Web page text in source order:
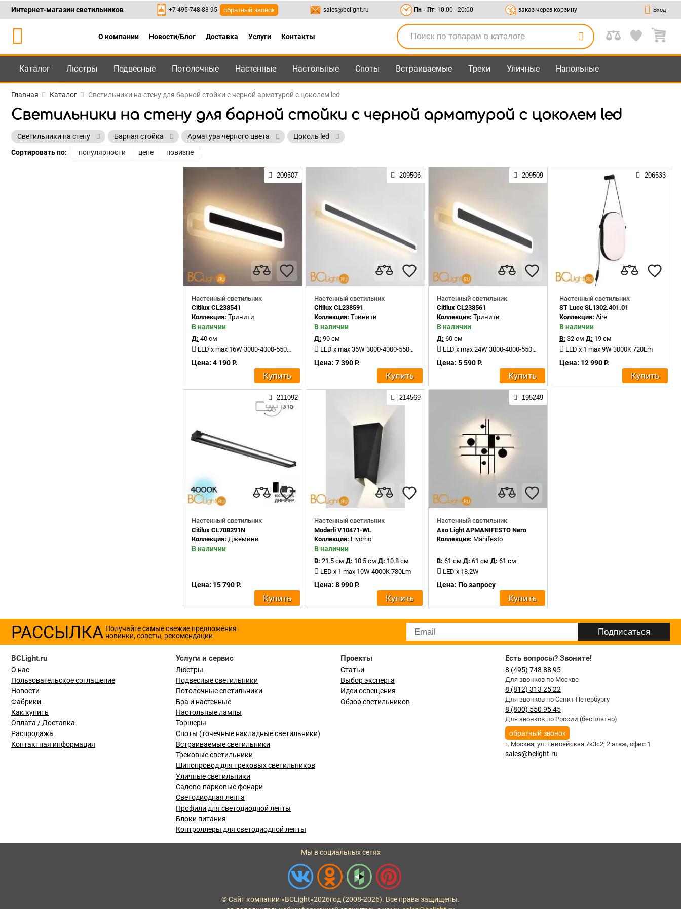
Каталог +7-495-748-88-95 ,8-800-550-95-45 sales@bclight.ru
Интернет-магазин светильников +7-495-748-88-95 обратный звонок sales@bclight.ru Пн - Пт: 10:00 - 20:00 заказ через корзину Вход
О компании Новости/Блог Доставка Услуги Контакты
Каталог Люстры Подвесные Потолочные Настенные Настольные Споты Встраиваемые Треки Уличные Напольные
Главная Каталог Светильники на стену для барной стойки с черной арматурой с цоколем led
Светильники на стену для барной стойки с черной арматурой с цоколем led
Светильники на стену Барная стойка Арматура черного цвета
Цоколь led
Сортировать по:
популярности цене новизне
209507
Настенный светильник
Citilux CL238541
Коллекция: Тринити
В наличии
Д: 40 см
LED x max 16W 3000-4000-5500K 1500Lm
Цена: 4 190 Р.
Купить
209506
Настенный светильник
Citilux CL238591
Коллекция: Тринити
В наличии
Д: 90 см
LED x max 36W 3000-4000-5500K 4000Lm
Цена: 7 390 Р.
Купить
209509
Настенный светильник
Citilux CL238561
Коллекция: Тринити
В наличии
Д: 60 см
LED x max 24W 3000-4000-5500K 2400Lm
Цена: 5 590 Р.
Купить
206533
Настенный светильник
ST Luce SL1302.401.01
Коллекция: Aire
В наличии
В: 32 см Д: 19 см
LED x 1 max 9W 3000K 720Lm
Цена: 12 990 Р.
Купить
211092
Настенный светильник
Citilux CL708291N
Коллекция: Джемини
В наличии
Цена: 15 790 Р.
Купить
214569
Настенный светильник
Moderli V10471-WL
Коллекция: Livorno
В наличии
В: 21.5 см Д: 10.5 см Д: 10.8 см
LED x 1 max 10W 4000K 780Lm
Цена: 8 990 Р.
Купить
195249
Настенный светильник
Axo Light APMANIFESTO Nero
Коллекция: Manifesto
В: 61 см Д: 61 см Д: 61 см
LED x 18.2W
Цена: По запросу
Купить
РАССЫЛКА Получайте самые свежие предложения
новинки, советы, рекомендации
BCLight.ru
О нас
Пользовательское соглашение
Новости
Фабрики
Как купить
Оплата / Доставка
Распродажа
Контактная информация
Услуги и сервис
Люстры
Подвесные светильники
Потолочные светильники
Бра и настенные
Настольные лампы
Торшеры
Споты (точечные накладные светильники)
Встраиваемые светильники
Трековые светильники
Шинопровод для трековых светильников
Уличные светильники
Садово-парковые фонари
Светодиодная лента
Профили для светодиодной ленты
Блоки питания
Контроллеры для светодиодной ленты
Проекты
Статьи
Выбор эксперта
Идеи освещения
Обзор светильников
Есть вопросы? Звоните!
8 (495) 748 88 95
Для звонков по Москве
8 (812) 313 25 22
Для звонков по Санкт-Петербургу
8 (800) 550 95 45
Для звонков по России (бесплатно)
обратный звонок
г. Москва, ул. Енисейская 7к3с2, 2 этаж, офис 1
sales@bclight.ru
Мы в социальных сетях
© Сайт компании «BCLight»2026год (2008-2026). Все права защищены.